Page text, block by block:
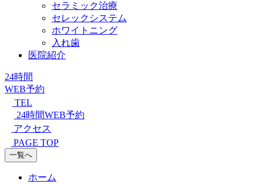
セラミック治療
セレックシステム
ホワイトニング
入れ歯
医院紹介
24時間
WEB予約
TEL
24時間WEB予約
アクセス
PAGE TOP
一覧へ
ホーム